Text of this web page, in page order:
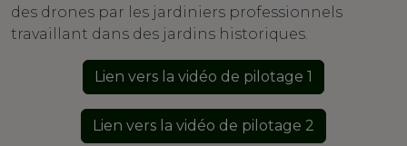
des drones par les jardiniers professionnels
travaillant dans des jardins historiques.
Lien vers la vidéo de pilotage 1
Lien vers la vidéo de pilotage 2